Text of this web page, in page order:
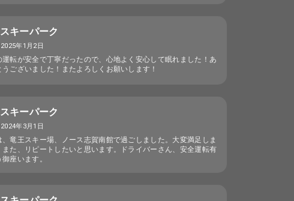
キーパーク
年1月2日
運転が安全で丁寧だったので、心地よく安心して眠れました！あ
うございました！またよろしくお願いします！
キーパーク
年3月1日
、竜王スキー場、ノース志賀南館で過ごしました。大変満足しま
また、リピートしたいと思います。ドライバーさん、安全運転有
御座います。